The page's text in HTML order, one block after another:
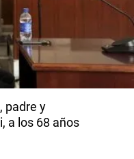
padre y
a los 68 años